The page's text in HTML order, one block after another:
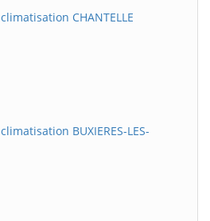
CHANTELLE
BUXIERES-LES-